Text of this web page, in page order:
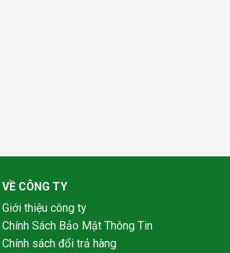
VỀ CÔNG TY
Giới thiệu công ty
Chính Sách Bảo Mật Thông Tin
Chính sách đổi trả hàng